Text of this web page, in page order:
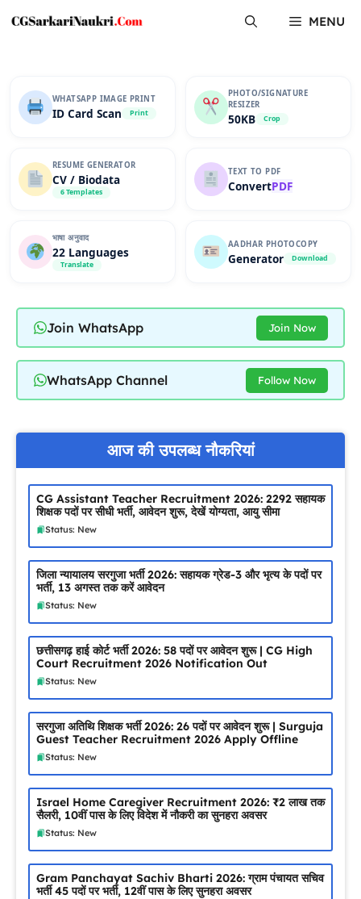
MENU
WHATSAPP IMAGE PRINT
ID Card Scan Print
PHOTO/SIGNATURE
RESIZER
50KB Crop
RESUME GENERATOR
CV / Biodata
6 Templates
TEXT TO PDF
ConvertPDF
भाषा अनुवाद
22 Languages
Translate
AADHAR PHOTOCOPY
Generator Download
Join WhatsApp Join Now
WhatsApp Channel Follow Now
आज की उपलब्ध नौकरियां
CG Assistant Teacher Recruitment 2026: 2292 सहायक
शिक्षक पदों पर सीधी भर्ती, आवेदन शुरू, देखें योग्यता, आयु सीमा
Status: New
जिला न्यायालय सरगुजा भर्ती 2026: सहायक ग्रेड-3 और भृत्य के पदों पर
भर्ती, 13 अगस्त तक करें आवेदन
Status: New
छत्तीसगढ़ हाई कोर्ट भर्ती 2026: 58 पदों पर आवेदन शुरू | CG High
Court Recruitment 2026 Notification Out
Status: New
सरगुजा अतिथि शिक्षक भर्ती 2026: 26 पदों पर आवेदन शुरू | Surguja
Guest Teacher Recruitment 2026 Apply Offline
Status: New
Israel Home Caregiver Recruitment 2026: ₹2 लाख तक
सैलरी, 10वीं पास के लिए विदेश में नौकरी का सुनहरा अवसर
Status: New
Gram Panchayat Sachiv Bharti 2026: ग्राम पंचायत सचिव
भर्ती 45 पदों पर भर्ती, 12वीं पास के लिए सुनहरा अवसर